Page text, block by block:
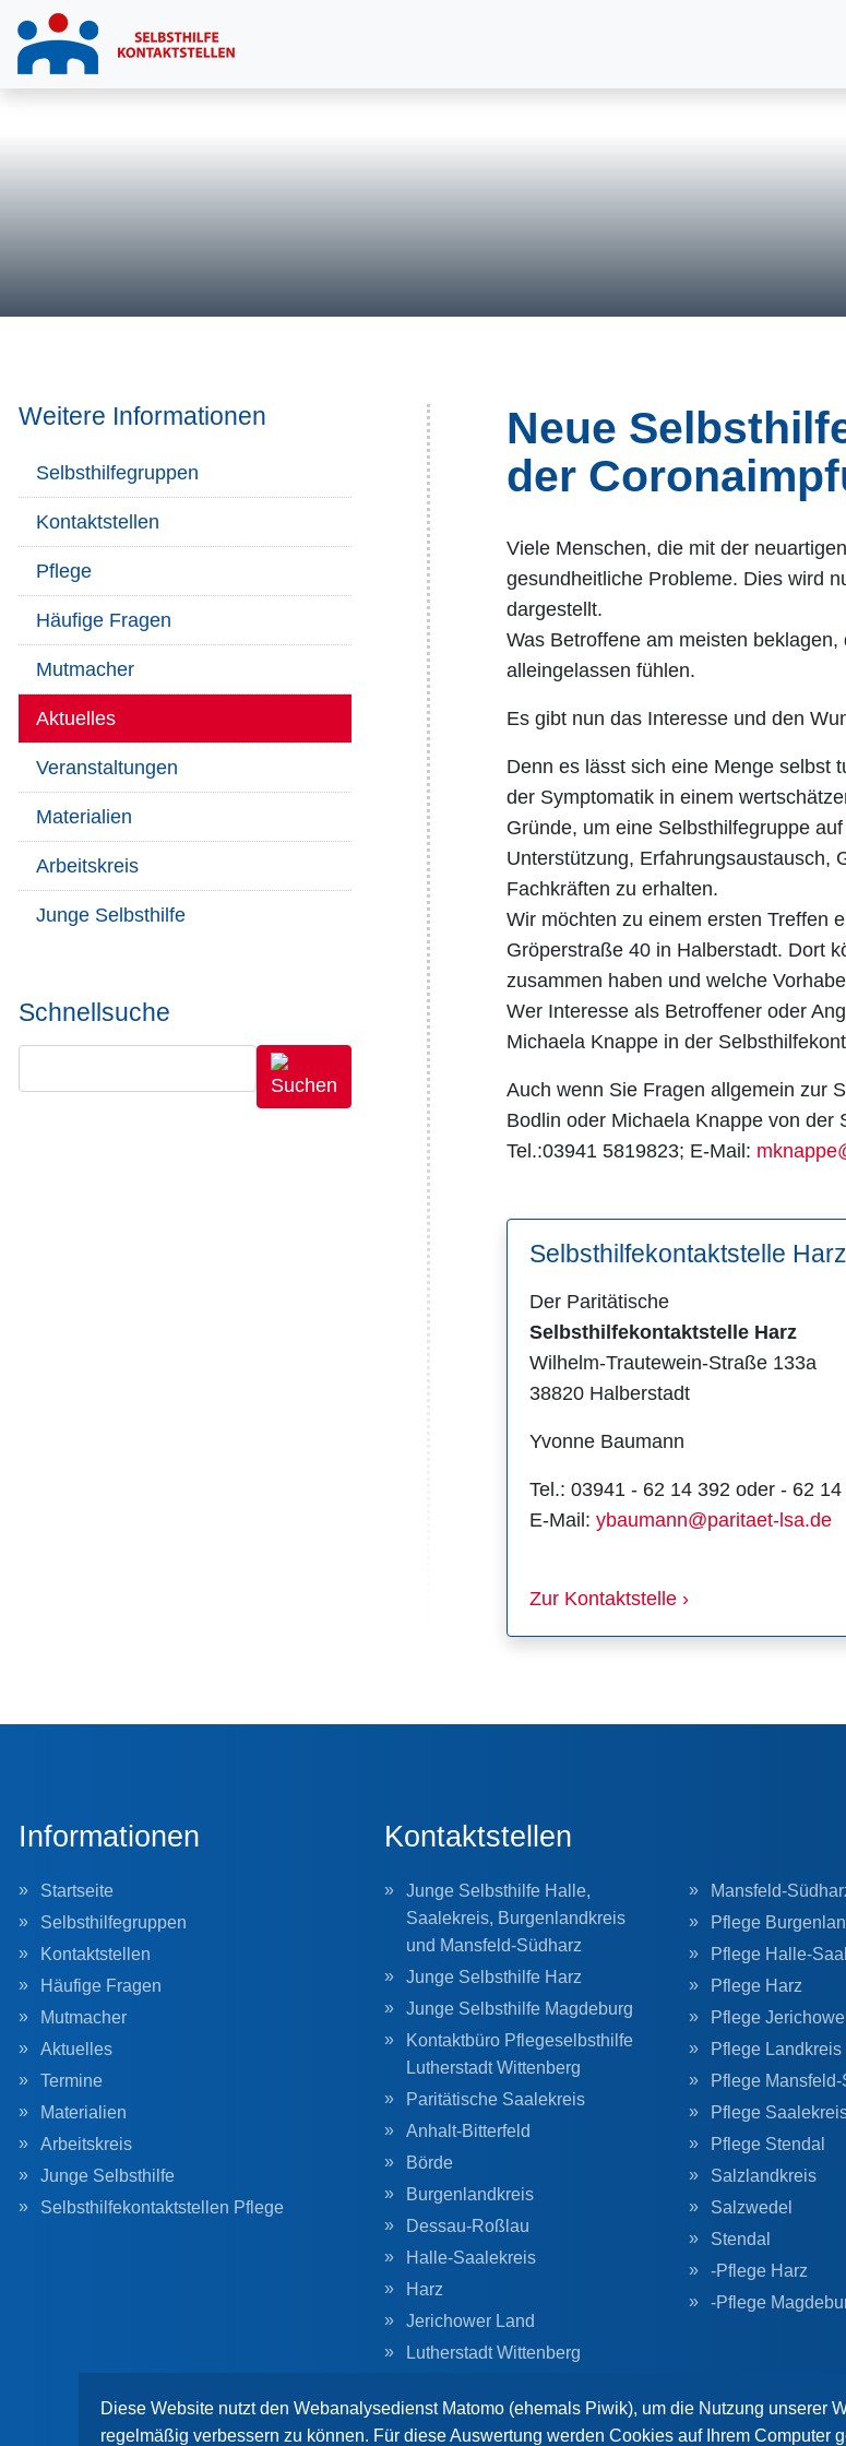
Neue
der
Viele Menschen, die mit der
gesundheitliche Probleme. Dies wird
dargestellt.
Was Betroffene am meisten
alleingelassen fühlen.
Es gibt nun das Interesse und den
Denn es lässt sich eine Menge selbst
der Symptomatik in einem
Gründe, um eine Selbsthilfegruppe
Unterstützung, Erfahrungsaustausch,
Fachkräften zu erhalten.
Wir möchten zu einem ersten Treffen
Gröperstraße 40 in Halberstadt. Dort
zusammen haben und welche
Wer Interesse als Betroffener oder
Michaela Knappe in der
Auch wenn Sie Fragen allgemein zur
Bodlin oder Michaela Knappe von der
Tel.:03941 5819823; E-Mail:
Selbsthilfekontaktstelle Harz
Der Paritätische
Selbsthilfekontaktstelle Harz
Wilhelm-Trautewein-Straße 133a
38820 Halberstadt
Yvonne Baumann
Tel.: 03941 - 62 14 392 oder - 62 14
E-Mail: ybaumann@paritaet-lsa.de
Zur Kontaktstelle ›
Weitere Informationen
Selbsthilfegruppen
Kontaktstellen
Pflege
Häufige Fragen
Mutmacher
Aktuelles
Veranstaltungen
Materialien
Arbeitskreis
Junge Selbsthilfe
Schnellsuche
Informationen
Startseite
Selbsthilfegruppen
Kontaktstellen
Häufige Fragen
Mutmacher
Aktuelles
Termine
Materialien
Arbeitskreis
Junge Selbsthilfe
Selbsthilfekontaktstellen Pflege
Kontaktstellen
Junge Selbsthilfe Halle,
Saalekreis, Burgenlandkreis
und Mansfeld-Südharz
Junge Selbsthilfe Harz
Junge Selbsthilfe Magdeburg
Kontaktbüro Pflegeselbsthilfe
Lutherstadt Wittenberg
Paritätische Saalekreis
Anhalt-Bitterfeld
Börde
Burgenlandkreis
Dessau-Roßlau
Halle-Saalekreis
Harz
Jerichower Land
Lutherstadt Wittenberg
Mansfeld-
Pflege
Pflege Halle-
Pflege Harz
Pflege
Pflege Landkreis
Pflege
Pflege
Pflege Stendal
Salzlandkreis
Salzwedel
Stendal
-Pflege Harz
-Pflege
Diese Website nutzt den Webanalysedienst Matomo (ehemals Piwik), um die Nutzung unserer
regelmäßig verbessern zu können. Für diese Auswertung werden Cookies auf Ihrem Computer